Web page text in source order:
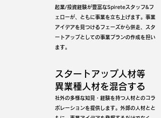
起業/投資経験が豊富なSpireteスタッフ&フ
ェローが、ともに事業を立ち上げます。事業
アイデアを見つけるフェーズから併走、スタ
ートアップとしての事業プランの作成を担い
ます。
スタートアップ人材等
​異業種人材を混合する
社外の多様な知見・経験を持つ人材とのコラ
ボレーションを提供します。外部の人材とと